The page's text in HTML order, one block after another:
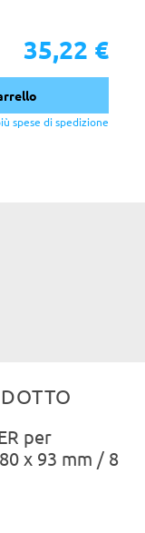
35,22 €
spese di spedizione
per
x 93 mm / 8